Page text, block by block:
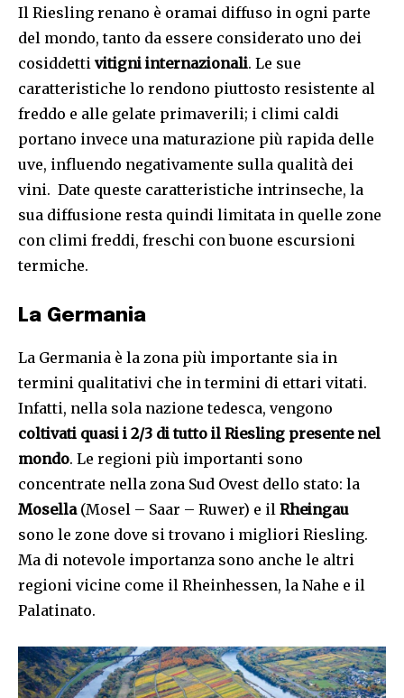
Il Riesling renano è oramai diffuso in ogni parte
del mondo, tanto da essere considerato uno dei
cosiddetti vitigni internazionali. Le sue
caratteristiche lo rendono piuttosto resistente al
freddo e alle gelate primaverili; i climi caldi
portano invece una maturazione più rapida delle
uve, influendo negativamente sulla qualità dei
vini. Date queste caratteristiche intrinseche, la
sua diffusione resta quindi limitata in quelle zone
con climi freddi, freschi con buone escursioni
termiche.
La Germania
La Germania è la zona più importante sia in
termini qualitativi che in termini di ettari vitati.
Infatti, nella sola nazione tedesca, vengono
coltivati quasi i 2/3 di tutto il Riesling presente nel
mondo. Le regioni più importanti sono
concentrate nella zona Sud Ovest dello stato: la
Mosella(Mosel – Saar – Ruwer) e il Rheingau
sono le zone dove si trovano i migliori Riesling.
Ma di notevole importanza sono anche le altri
regioni vicine come il Rheinhessen, la Nahe e il
Palatinato.